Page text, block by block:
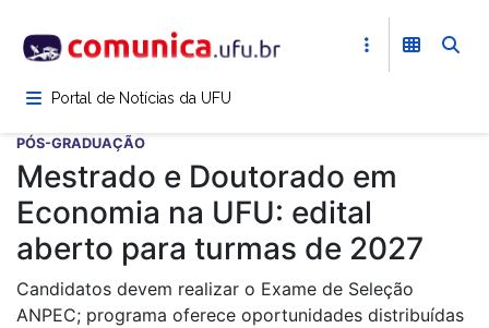
para
conteúdoPortal de Notícias da UFU
PÓS-GRADUAÇÃO
Mestrado e Doutorado em
Economia na UFU: edital
aberto para turmas de 2027
Candidatos devem realizar o Exame de Seleção
ANPEC; programa oferece oportunidades distribuídas